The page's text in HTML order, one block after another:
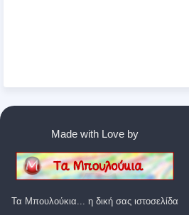
Made with Love by
Τα Μπουλούκια... η δική σας ιστοσελίδα